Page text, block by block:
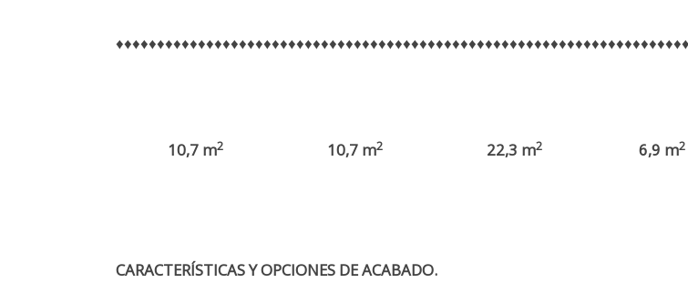
10,7 m2 10,7 m2 22,3 m2 6,9 m2
CARACTERÍSTICAS Y OPCIONES DE ACABADO.